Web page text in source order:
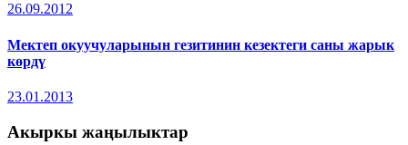
26.09.2012
Мектеп окуучуларынын гезитинин кезектеги саны жарык
көрдү
23.01.2013
Акыркы жаңылыктар